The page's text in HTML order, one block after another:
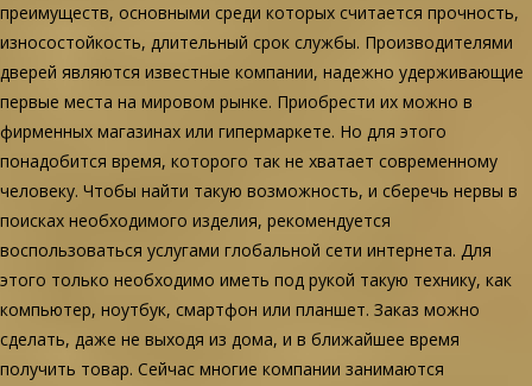
преимуществ, основными среди которых считается прочность,
износостойкость, длительный срок службы. Производителями
дверей являются известные компании, надежно удерживающие
первые места на мировом рынке. Приобрести их можно в
фирменных магазинах или гипермаркете. Но для этого
понадобится время, которого так не хватает современному
человеку. Чтобы найти такую возможность, и сберечь нервы в
поисках необходимого изделия, рекомендуется
воспользоваться услугами глобальной сети интернета. Для
этого только необходимо иметь под рукой такую технику, как
компьютер, ноутбук, смартфон или планшет. Заказ можно
сделать, даже не выходя из дома, и в ближайшее время
получить товар. Сейчас многие компании занимаются